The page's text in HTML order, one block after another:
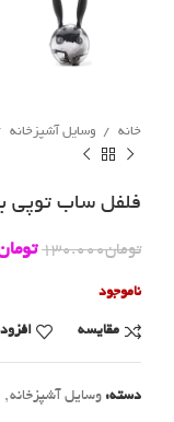
خانه وسایل آشپزخانه
فلفل ساب توپی
تومان130.000
ناموجود
مقايسه
دسته: وسایل آشپزخانه,